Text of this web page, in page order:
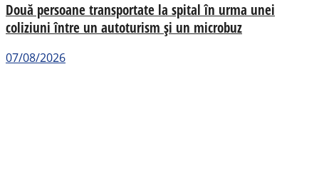
Două persoane transportate la spital în urma unei
coliziuni între un autoturism și un microbuz
07/08/2026